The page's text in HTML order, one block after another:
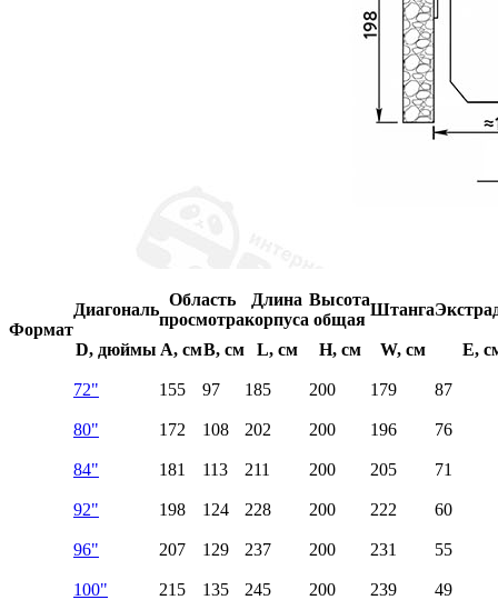
Формат
Диагональ
Область
просмотра
Длина
корпуса
Высота
общая
Штанга
D, дюймы A, смB, см L, см H, см W, см E,
72" 155 97 185 200 179 87
80" 172 108 202 200 196 76
84" 181 113 211 200 205 71
92" 198 124 228 200 222 60
96" 207 129 237 200 231 55
100" 215 135 245 200 239 49